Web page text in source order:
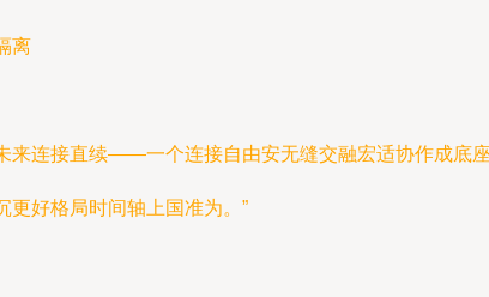
离
连接直续——一个连接自由安无缝交融宏适协作成底座
好格局时间轴上国准为。”